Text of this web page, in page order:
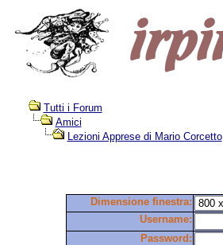
Tutti i Forum
Amici
Lezioni Apprese di Mario Corcetto
Dimensione finestra:
Username:
Password: